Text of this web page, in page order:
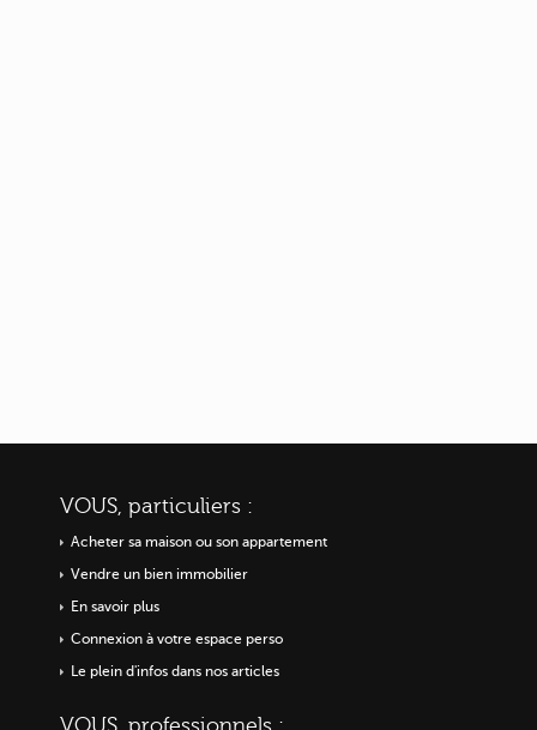
VOUS, particuliers :
Acheter sa maison ou son appartement
Vendre un bien immobilier
En savoir plus
Connexion à votre espace perso
Le plein d'infos dans nos articles